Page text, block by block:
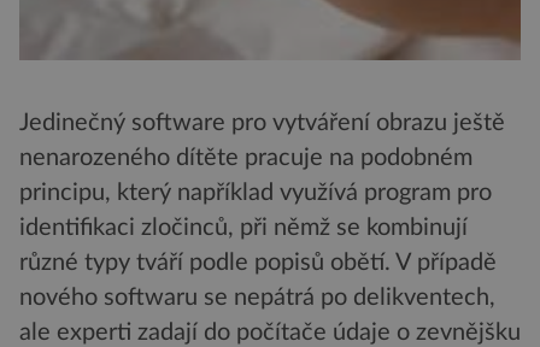
Jedinečný software pro vytváření obrazu ještě
nenarozeného dítěte pracuje na podobném
principu, který například využívá program pro
identifikaci zločinců, při němž se kombinují
různé typy tváří podle popisů obětí. V případě
nového softwaru se nepátrá po delikventech,
ale experti zadají do počítače údaje o zevnějšku